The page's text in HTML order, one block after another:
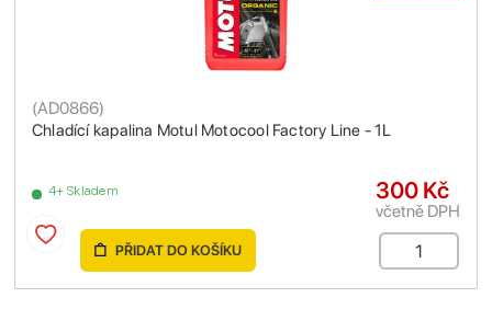
Chladící kapalina Motul Motocool Factory Line - 1L
(AD0866)
4+ Skladem 300 Kč
včetně DPH
PŘIDAT DO KOŠÍKU